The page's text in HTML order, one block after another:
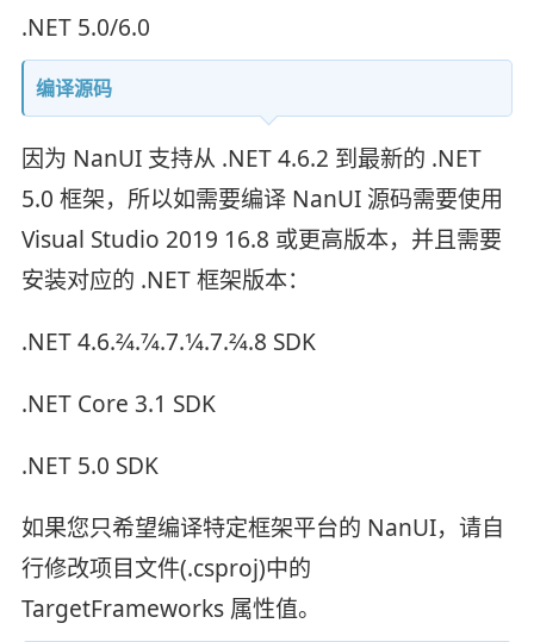
.NET 5.0/6.0
编译源码
因为 NanUI 支持从 .NET 4.6.2 到最新的 .NET
5.0 框架，所以如需要编译 NanUI 源码需要使用
Visual Studio 2019 16.8 或更高版本，并且需要
安装对应的 .NET 框架版本：
.NET 4.6.2⁄4.7⁄4.7.1⁄4.7.2⁄4.8 SDK
.NET Core 3.1 SDK
.NET 5.0 SDK
如果您只希望编译特定框架平台的 NanUI，请自
行修改项目文件(.csproj)中的
TargetFrameworks 属性值。